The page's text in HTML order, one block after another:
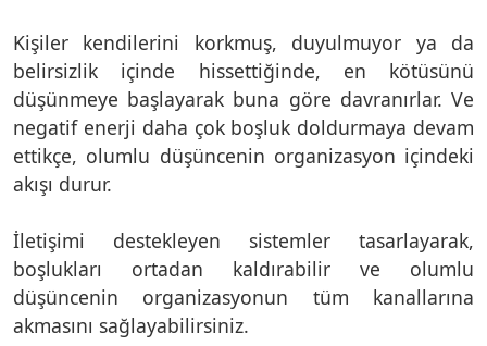
Kişiler kendilerini korkmuş, duyulmuyor ya da
belirsizlik içinde hissettiğinde, en kötüsünü
düşünmeye başlayarak buna göre davranırlar. Ve
negatif enerji daha çok boşluk doldurmaya devam
ettikçe, olumlu düşüncenin organizasyon içindeki
akışı durur.
İletişimi destekleyen sistemler tasarlayarak,
boşlukları ortadan kaldırabilir ve olumlu
düşüncenin organizasyonun tüm kanallarına
akmasını sağlayabilirsiniz.